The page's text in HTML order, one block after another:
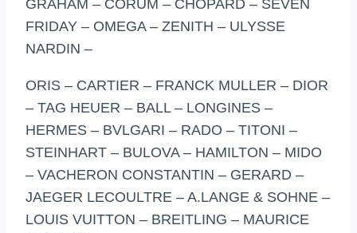
GRAHAM – CORUM – CHOPARD – SEVEN
FRIDAY – OMEGA – ZENITH – ULYSSE
NARDIN –
ORIS – CARTIER – FRANCK MULLER – DIOR
– TAG HEUER – BALL – LONGINES –
HERMES – BVLGARI – RADO – TITONI –
STEINHART – BULOVA – HAMILTON – MIDO
– VACHERON CONSTANTIN – GERARD –
JAEGER LECOULTRE – A.LANGE & SOHNE –
LOUIS VUITTON – BREITLING – MAURICE